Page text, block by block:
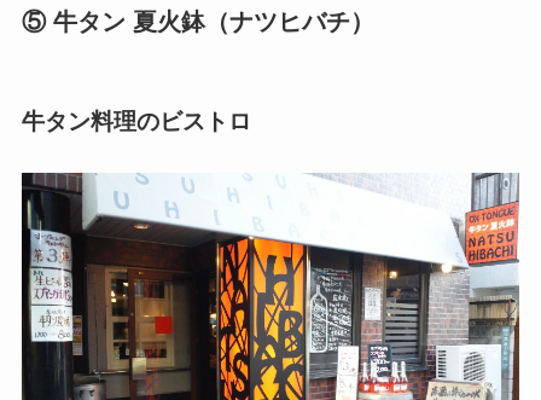
⑤ 牛タン 夏火鉢（ナツヒバチ）
牛タン料理のビストロ